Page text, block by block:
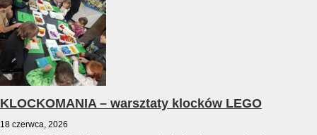
KLOCKOMANIA – warsztaty klocków LEGO
18 czerwca, 2026